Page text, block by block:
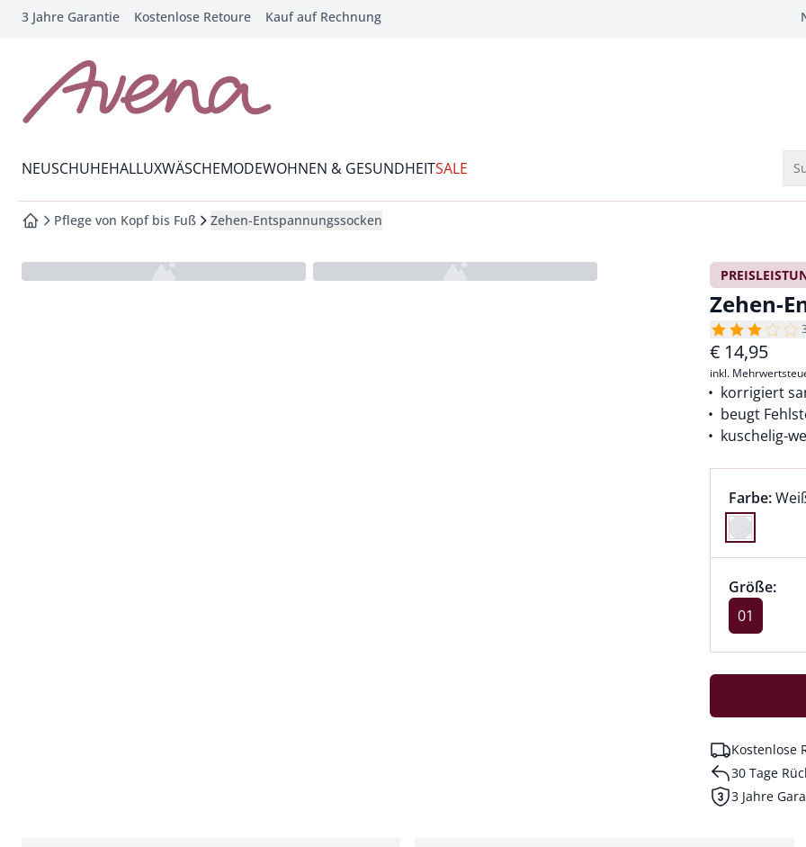
springen
springen
springen
springen
3 Jahre Garantie Kostenlose Retoure Kauf auf Rechnung
zur Startseite
Wechsel in das Menü mit Pfeil-Runter Taste
NEUSCHUHEHALLUXWÄSCHEMODEWOHNEN & GESUNDHEITSALE
zur Startseite
Pflege von Kopf bis Fuß Zehen-Entspannungssocken
Zehen-
€ 14,95
inkl.
korrigiert
beugt
kuschelig-
Farbe:
Farbe
Größe:
Größe 01
01
Kostenlose
30 Tage
3 Jahre